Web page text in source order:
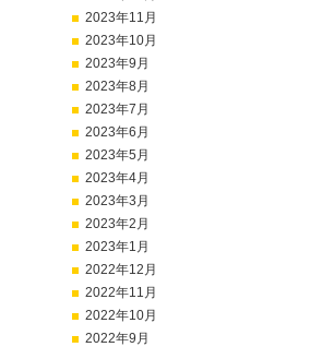
2023年11月
2023年10月
2023年9月
2023年8月
2023年7月
2023年6月
2023年5月
2023年4月
2023年3月
2023年2月
2023年1月
2022年12月
2022年11月
2022年10月
2022年9月